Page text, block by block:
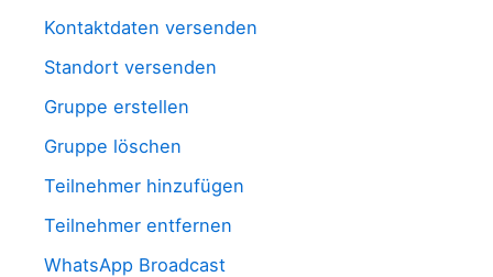
Kontaktdaten versenden
Standort versenden
Gruppe erstellen
Gruppe löschen
Teilnehmer hinzufügen
Teilnehmer entfernen
WhatsApp Broadcast